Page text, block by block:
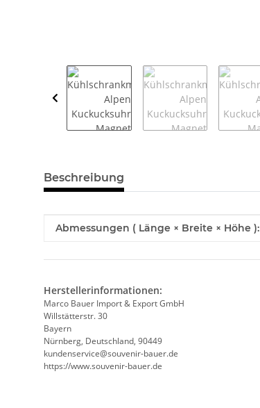
weitere Registerkarten anzeigen
Beschreibung
Produkteigenschaft
Wert
Abmessungen ( Länge × Breite × Höhe ):
Herstellerinformationen:
Marco Bauer Import & Export GmbH
Willstätterstr. 30
Bayern
Nürnberg, Deutschland, 90449
kundenservice@souvenir-bauer.de
https://www.souvenir-bauer.de